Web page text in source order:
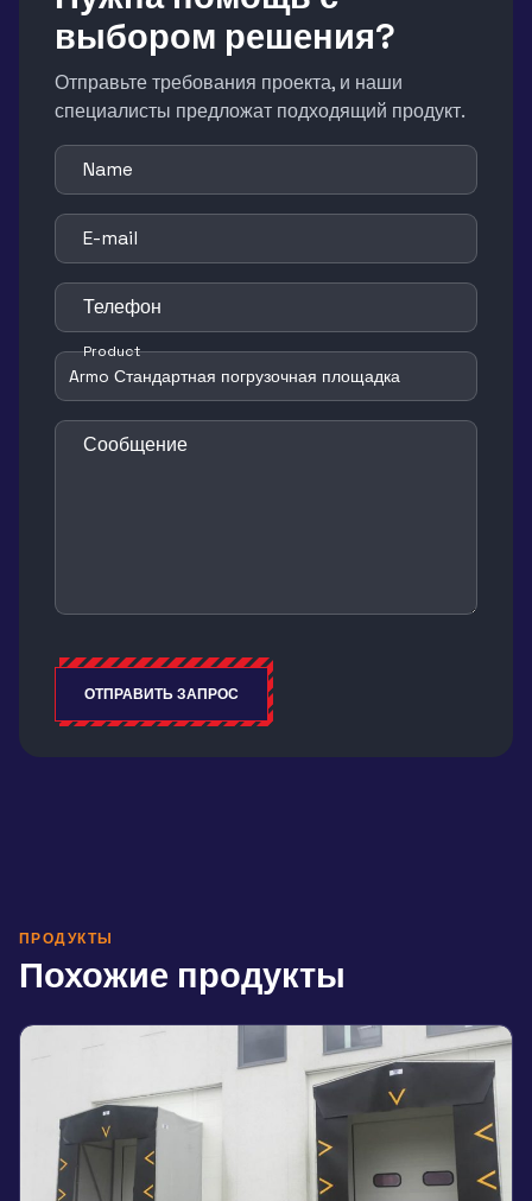
выбором решения?
Отправьте требования проекта, и наши
специалисты предложат подходящий продукт.
Name
E-mail
Телефон
Product
Сообщение
ОТПРАВИТЬ ЗАПРОС
ПРОДУКТЫ
Похожие продукты